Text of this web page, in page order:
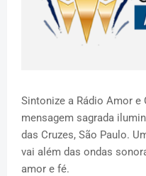
Sintonize a Rádio Amor e
mensagem sagrada
das Cruzes, São Paulo.
vai além das ondas
amor e fé.